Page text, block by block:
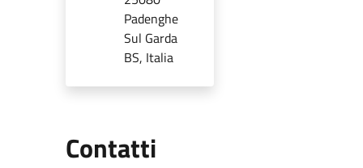
Padenghe
Sul Garda
BS, Italia
ContattiUtili